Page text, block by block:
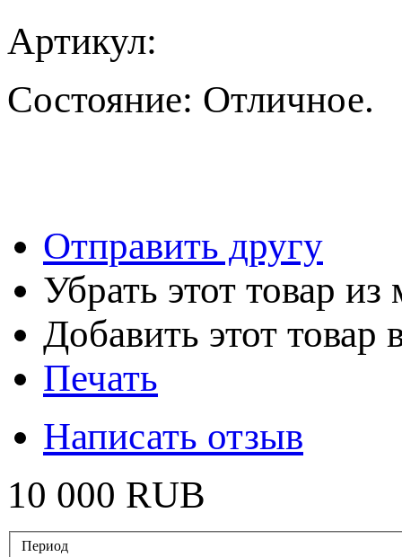
Артикул:
Состояние: Отличное.
Отправить другу
Убрать этот товар
Добавить этот товар
Печать
Написать отзыв
10 000 RUB
Период